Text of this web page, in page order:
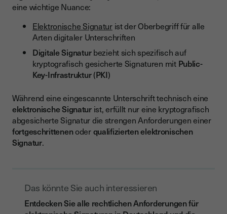
eine wichtige Nuance:
Elektronische Signaturist der Oberbegriff für alle
Arten digitaler Unterschriften
Digitale Signaturbezieht sich spezifisch auf
kryptografisch gesicherte Signaturen mit Public-
Key-Infrastruktur(PKI)
Während eine eingescannte Unterschrift technisch eine
elektronische Signaturist, erfüllt nur eine kryptografisch
abgesicherte Signatur die strengen Anforderungen einer
fortgeschrittenenoderqualifizierten elektronischen
Signatur.
Das könnte Sie auch interessieren
Entdecken Sie alle rechtlichen Anforderungen für